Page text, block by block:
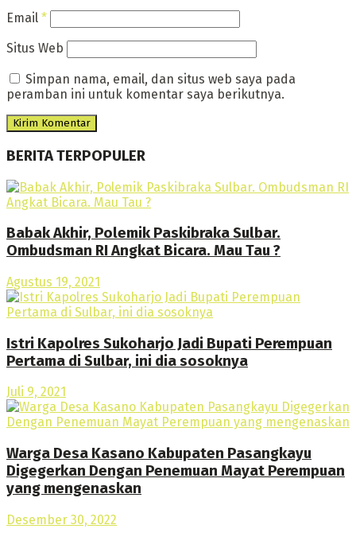
Email *
Situs Web
Simpan nama, email, dan situs web saya pada
peramban ini untuk komentar saya berikutnya.
BERITA TERPOPULER
Babak Akhir, Polemik Paskibraka Sulbar.
Ombudsman RI Angkat Bicara. Mau Tau ?
Agustus 19, 2021
Istri Kapolres Sukoharjo Jadi Bupati Perempuan
Pertama di Sulbar, ini dia sosoknya
Juli 9, 2021
Warga Desa Kasano Kabupaten Pasangkayu
Digegerkan Dengan Penemuan Mayat Perempuan
yang mengenaskan
Desember 30, 2022